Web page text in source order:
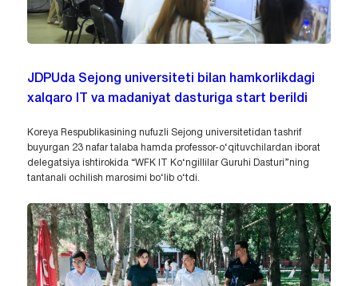
JDPUda Sejong universiteti bilan hamkorlikdagi
xalqaro IT va madaniyat dasturiga start berildi
Koreya Respublikasining nufuzli Sejong universitetidan tashrif
buyurgan 23 nafar talaba hamda professor-o‘qituvchilardan iborat
delegatsiya ishtirokida “WFK IT Ko‘ngillilar Guruhi Dasturi”ning
tantanali ochilish marosimi bo‘lib o‘tdi.